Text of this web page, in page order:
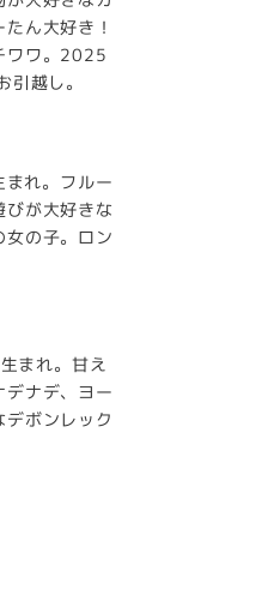
ん大好き！
ワワ。2025
越し。
れ。フルー
びが大好きな
女の子。ロン
まれ。甘え
デナデ、ヨー
デボンレック